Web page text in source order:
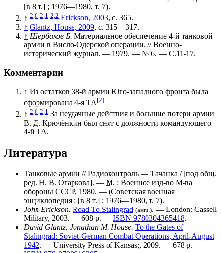
[в 8 т.] ; 1976—1980, т. 7).
↑ 2,0 2,1 2,2 Erickson, 2003, с. 365.
↑ Glantz, House, 2009, с. 315—317.
↑ Щербаков Б. Материальное обеспечение 4-й танковой
армии в Висло-Одерской операции. //Военно-
исторический журнал. — 1979. — № 6. — С.11-17.
Комментарии
↑ Из остатков 38-й армии Юго-западного фронта была
сформирована 4-я ТА[2]
↑ 2,0 2,1 За неудачные действия и большие потери армии
В. Д. Крючёнкин был снят с должности командующего
4-й ТА.
Литература
Танковые армии // Радиоконтроль — Тачанка / [под общ.
ред. Н. В. Огаркова]. — М. : Военное изд-во М-ва
обороны СССР, 1980. — (Советская военная
энциклопедия : [в 8 т.] ; 1976—1980, т. 7).
John Erickson. Road To Stalingrad (англ.). — London: Cassell
Military, 2003. — 608 p. — ISBN 9780304365418.
David Glantz, Jonathan M. House. To the Gates of
Stalingrad: Soviet-German Combat Operations, April-August
1942. — University Press of Kansas;, 2009. — 678 p. —